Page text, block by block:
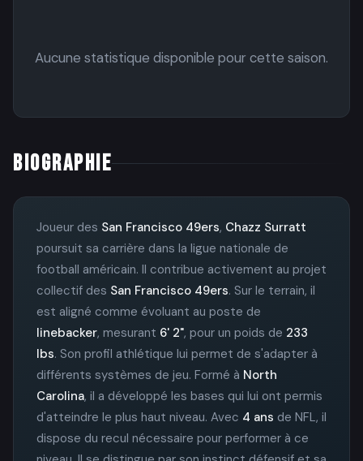
Aucune statistique disponible pour cette saison.
BIOGRAPHIE
Joueur des San Francisco 49ers, Chazz Surratt
poursuit sa carrière dans la ligue nationale de
football américain. Il contribue activement au projet
collectif des San Francisco 49ers. Sur le terrain, il
est aligné comme évoluant au poste de
linebacker, mesurant 6' 2", pour un poids de 233
lbs. Son profil athlétique lui permet de s'adapter à
différents systèmes de jeu. Formé à North
Carolina, il a développé les bases qui lui ont permis
d'atteindre le plus haut niveau. Avec 4 ans de NFL, il
dispose du recul nécessaire pour performer à ce